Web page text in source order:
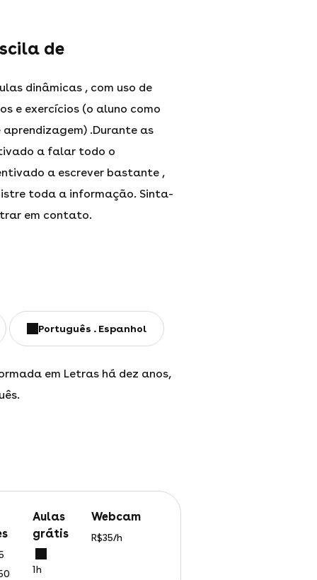
de
dinâmicas , com uso de
e exercícios (o aluno como
.Durante as
a falar todo o
a escrever bastante ,
toda a informação. Sinta-
em contato.
Português Espanhol
em Letras há dez anos,
aulas
grátis
1h
webcam
R$35/h